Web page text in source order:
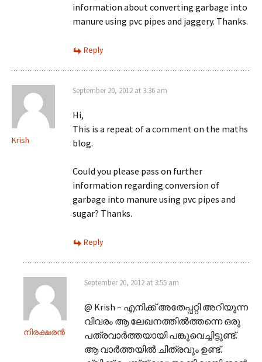
information about converting garbage into
manure using pvc pipes and jaggery. Thanks.
Reply
Krish
September 20, 2012 at 3:36 am
Hi,
This is a repeat of a comment on the maths
blog.
Could you please pass on further
information regarding conversion of
garbage into manure using pvc pipes and
sugar? Thanks.
Reply
നിരക്ഷരൻ
September 20, 2012 at 3:55 am
@ Krish – എനിക്ക് അതേപ്പറ്റി അറിയുന്ന
വിവരം ആ ലേഖനത്തിൽത്തന്നെ ഒരു
പത്രവാർത്തയായി പങ്കുവെച്ചിട്ടുണ്ട്.
ആ വാർത്തയിൽ ചിത്രവും ഉണ്ട്.